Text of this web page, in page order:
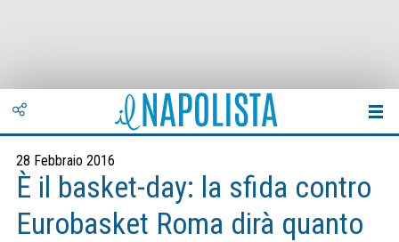
28 Febbraio 2016
È il basket-day: la sfida contro
Eurobasket Roma dirà quanto